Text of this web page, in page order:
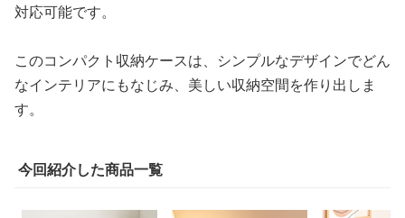
対応可能です。
このコンパクト収納ケースは、シンプルなデザインでどん
なインテリアにもなじみ、美しい収納空間を作り出しま
す。
今回紹介した商品一覧